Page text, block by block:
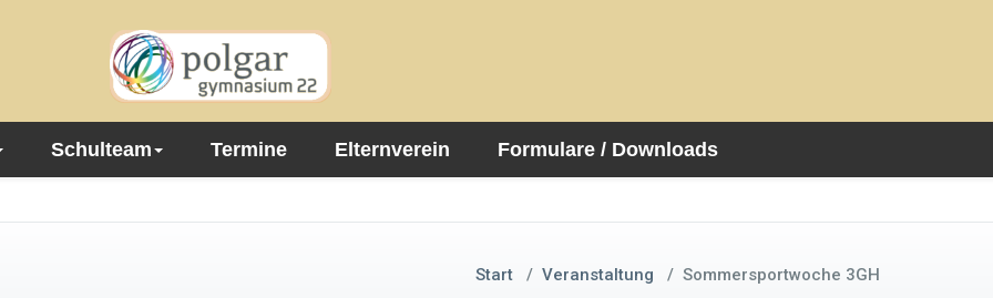
Schulteam Termine Elternverein Formulare / Downloads
Start / Veranstaltung / Sommersportwoche 3GH